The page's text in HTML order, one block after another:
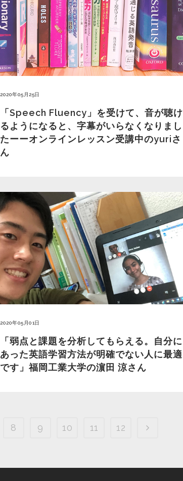
2020年05月25日
「Speech Fluency」を受けて、音が聴け
るようになると、字幕がいらなくなりまし
たーーオンラインレッスン受講中のyuriさ
ん
2020年05月01日
「弱点と課題を分析してもらえる。自分に
あった英語学習方法が明確でない人に最適
です」福岡工業大学の濵田 涼さん
8 9 10 11 12